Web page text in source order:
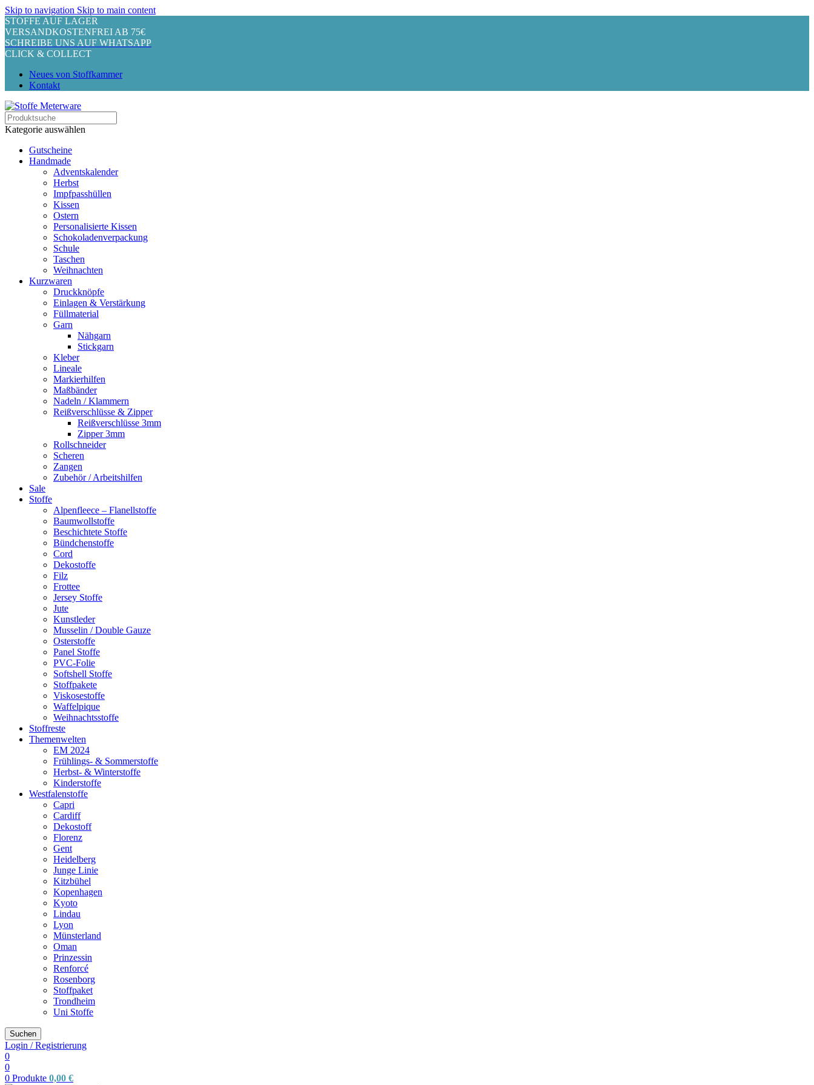
Skip to navigation Skip to main content
STOFFE AUF LAGER
VERSANDKOSTENFREI AB 75€
SCHREIBE UNS AUF WHATSAPP
CLICK & COLLECT
Neues von Stoffkammer
Kontakt
Kategorie auswählen
Gutscheine
Handmade
Adventskalender
Herbst
Impfpasshüllen
Kissen
Ostern
Personalisierte Kissen
Schokoladenverpackung
Schule
Taschen
Weihnachten
Kurzwaren
Druckknöpfe
Einlagen & Verstärkung
Füllmaterial
Garn
Nähgarn
Stickgarn
Kleber
Lineale
Markierhilfen
Maßbänder
Nadeln / Klammern
Reißverschlüsse & Zipper
Reißverschlüsse 3mm
Zipper 3mm
Rollschneider
Scheren
Zangen
Zubehör / Arbeitshilfen
Sale
Stoffe
Alpenfleece – Flanellstoffe
Baumwollstoffe
Beschichtete Stoffe
Bündchenstoffe
Cord
Dekostoffe
Filz
Frottee
Jersey Stoffe
Jute
Kunstleder
Musselin / Double Gauze
Osterstoffe
Panel Stoffe
PVC-Folie
Softshell Stoffe
Stoffpakete
Viskosestoffe
Waffelpique
Weihnachtsstoffe
Stoffreste
Themenwelten
EM 2024
Frühlings- & Sommerstoffe
Herbst- & Winterstoffe
Kinderstoffe
Westfalenstoffe
Capri
Cardiff
Dekostoff
Florenz
Gent
Heidelberg
Junge Linie
Kitzbühel
Kopenhagen
Kyoto
Lindau
Lyon
Münsterland
Oman
Prinzessin
Renforcé
Rosenborg
Stoffpaket
Trondheim
Uni Stoffe
Suchen
Login / Registrierung
0
0
0 Produkte 0,00 €